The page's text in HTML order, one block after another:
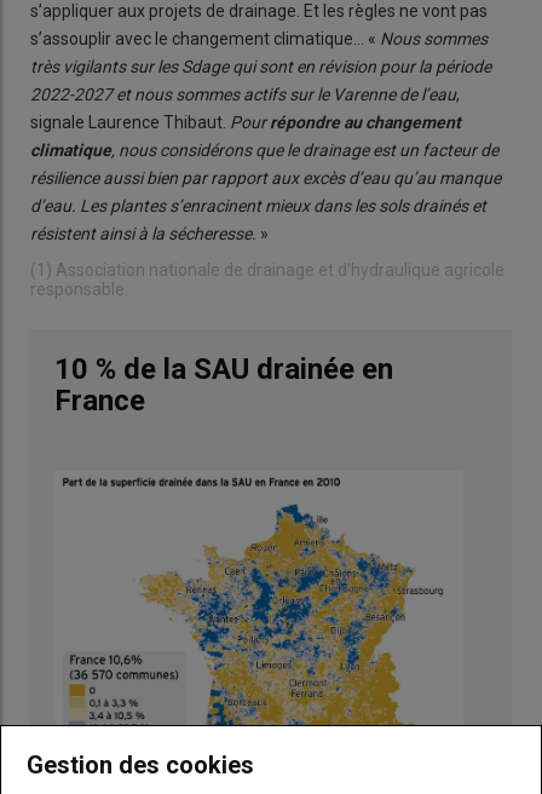
s’appliquer aux projets de drainage. Et les règles ne vont pas
s’assouplir avec le changement climatique… « Nous sommes
très vigilants sur les Sdage qui sont en révision pour la période
2022-2027 et nous sommes actifs sur le Varenne de l’eau,
signale Laurence Thibaut. Pourrépondre au changement
climatique, nous considérons que le drainage est un facteur de
résilience aussi bien par rapport aux excès d’eau qu’au manque
d’eau. Les plantes s’enracinent mieux dans les sols drainés et
résistent ainsi à la sécheresse. »
(1) Association nationale de drainage et d’hydraulique agricole
responsable.
10 % de la SAU drainée en
France
Gestion des cookies